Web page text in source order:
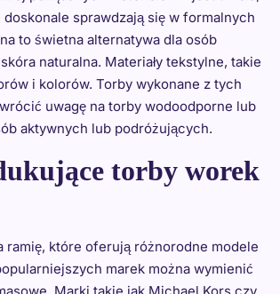
sprawdzają się w formalnych
to świetna alternatywa dla osób
naturalna. Materiały tekstylne, takie
i kolorów. Torby wykonane z tych
uwagę na torby wodoodporne lub
aktywnych lub podróżujących.
torby worek
które oferują różnorodne modele
marek można wymienić